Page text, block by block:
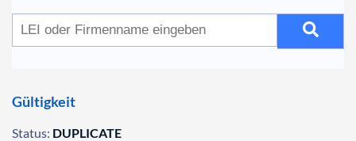
Gültigkeit
Status: DUPLICATE